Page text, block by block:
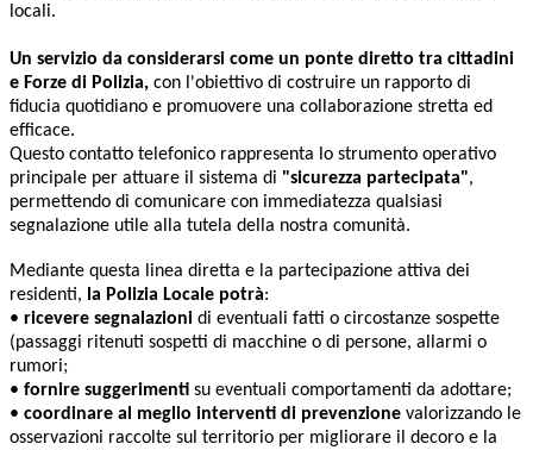
locali.
Un servizio da considerarsi come un ponte diretto tra cittadini
e Forze di Polizia, con l'obiettivo di costruire un rapporto di
fiducia quotidiano e promuovere una collaborazione stretta ed
efficace.
Questo contatto telefonico rappresenta lo strumento operativo
principale per attuare il sistema di "sicurezza partecipata",
permettendo di comunicare con immediatezza qualsiasi
segnalazione utile alla tutela della nostra comunità.
Mediante questa linea diretta e la partecipazione attiva dei
residenti, la Polizia Locale potrà:
• ricevere segnalazioni di eventuali fatti o circostanze sospette
(passaggi ritenuti sospetti di macchine o di persone, allarmi o
rumori;
• fornire suggerimenti su eventuali comportamenti da adottare;
• coordinare al meglio interventi di prevenzione valorizzando le
osservazioni raccolte sul territorio per migliorare il decoro e la